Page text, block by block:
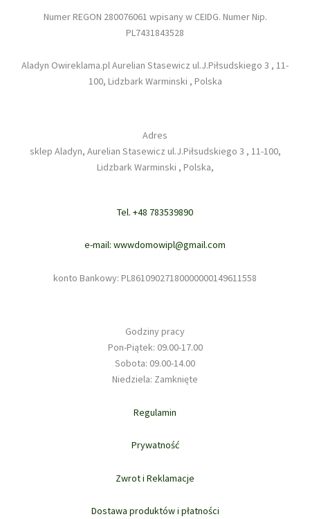
Numer REGON 280076061 wpisany w CEIDG. Numer Nip.
PL7431843528
Aladyn Owireklama.pl Aurelian Stasewicz ul.J.Piłsudskiego 3 , 11-
100, Lidzbark Warminski , Polska
Adres
sklep Aladyn, Aurelian Stasewicz ul.J.Piłsudskiego 3 , 11-100,
Lidzbark Warminski , Polska,
Tel. +48 783539890
e-mail: wwwdomowipl@gmail.com
konto Bankowy: PL86109027180000000149611558
Godziny pracy
Pon-Piątek: 09.00-17.00
Sobota: 09.00-14.00
Niedziela: Zamknięte
Regulamin
Prywatność
Zwrot i Reklamacje
Dostawa produktów i płatności